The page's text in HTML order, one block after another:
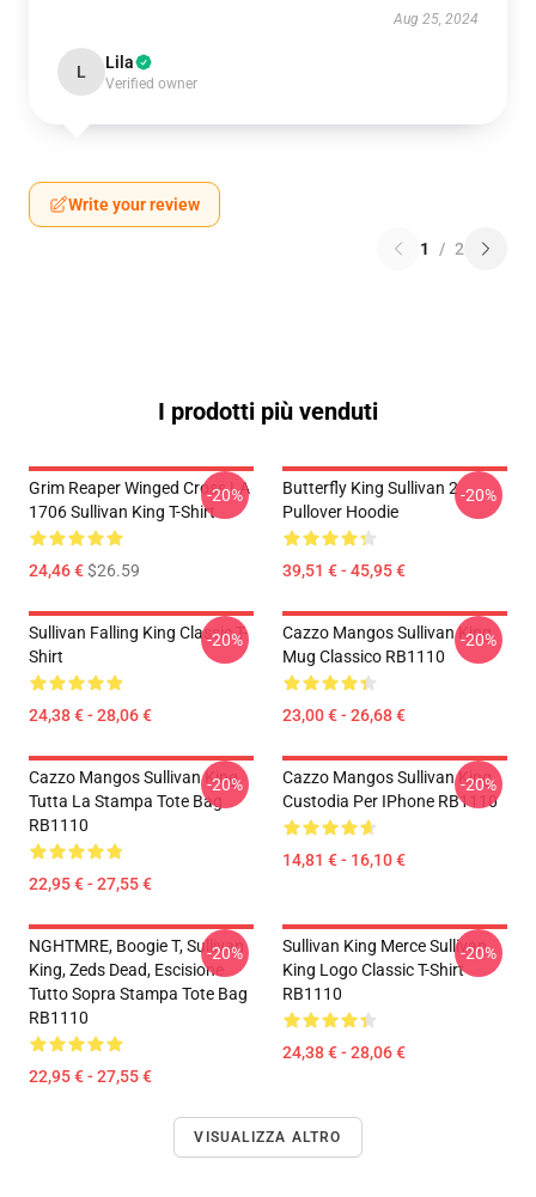
Aug 25, 2024
L Lila
Verified owner
Write your review
1 / 2
I prodotti più venduti
Grim Reaper Winged Cross LA
1706 Sullivan King T-Shirt
24,46 €$26.59
-20%
Butterfly King Sullivan 2
Pullover Hoodie
39,51 € - 45,95 €
-20%
Sullivan Falling King Classic T-
Shirt
24,38 € - 28,06 €
-20%
Cazzo Mangos Sullivan King
Mug Classico RB1110
23,00 € - 26,68 €
-20%
Cazzo Mangos Sullivan King
Tutta La Stampa Tote Bag
RB1110
22,95 € - 27,55 €
-20%
Cazzo Mangos Sullivan King
Custodia Per IPhone RB1110
14,81 € - 16,10 €
-20%
NGHTMRE, Boogie T, Sullivan
King, Zeds Dead, Escisione
Tutto Sopra Stampa Tote Bag
RB1110
22,95 € - 27,55 €
-20%
Sullivan King Merce Sullivan
King Logo Classic T-Shirt
RB1110
24,38 € - 28,06 €
-20%
VISUALIZZA ALTRO